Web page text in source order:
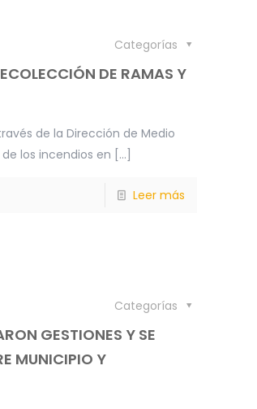
Categorías
DE RAMAS Y
de la Dirección de Medio
los incendios en […]
Leer más
Categorías
GESTIONES Y SE
MUNICIPIO Y